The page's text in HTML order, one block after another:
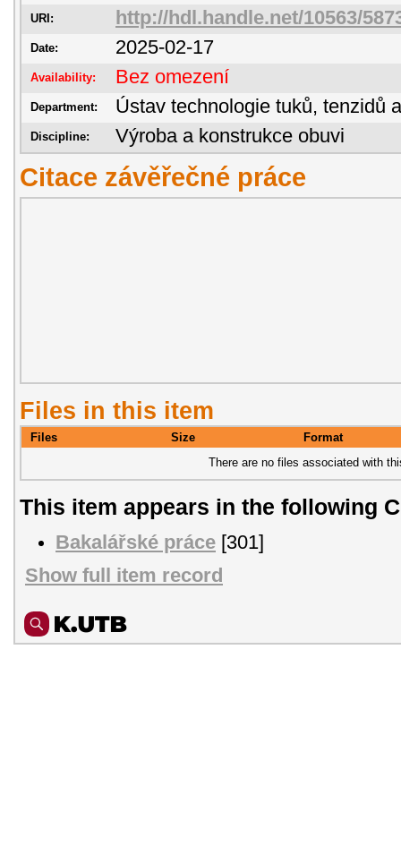
URI: http://hdl.handle.net/10563/
Date: 2025-02-17
Availability: Bez omezení
Department: Ústav technologie tuků, tenzidů
Discipline: Výroba a konstrukce obuvi
Citace závěřečné práce
Files in this item
Files Size
Format
There are no files associated with
This item appears in the following
Bakalářské práce [301]
Show full item record